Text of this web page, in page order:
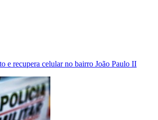
e recupera celular no bairro João Paulo II